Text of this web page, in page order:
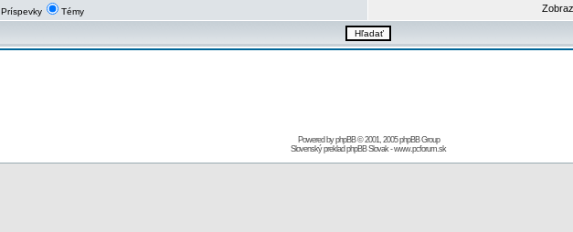
Príspevky Témy
Powered byphpBB© 2001, 2005 phpBB Group
Slovenský preklad phpBB Slovak-www.pcforum.sk